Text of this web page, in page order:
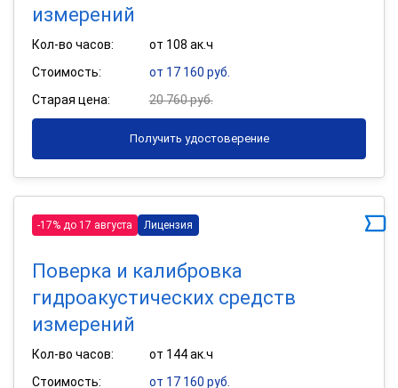
измерений
Кол-во часов:
от 108 ак.ч
Стоимость:
от 17 160 руб.
Старая цена:
20 760 руб.
Получить удостоверение
-17% до 17 августа Лицензия
Поверка и калибровка
гидроакустических средств
измерений
Кол-во часов:
от 144 ак.ч
Стоимость:
от 17 160 руб.